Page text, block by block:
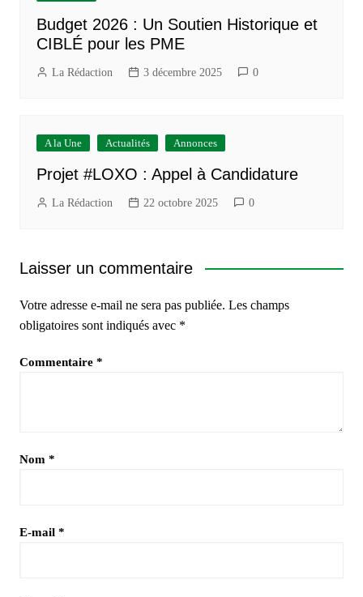
Budget 2026 : Un Soutien Historique et
CIBLÉ pour les PME
La Rédaction 3 décembre 2025 0
A la Une Actualités Annonces
Projet #LOXO : Appel à Candidature
La Rédaction 22 octobre 2025 0
Laisser un commentaire
Votre adresse e-mail ne sera pas publiée. Les champs
obligatoires sont indiqués avec *
Commentaire *
Nom *
E-mail *